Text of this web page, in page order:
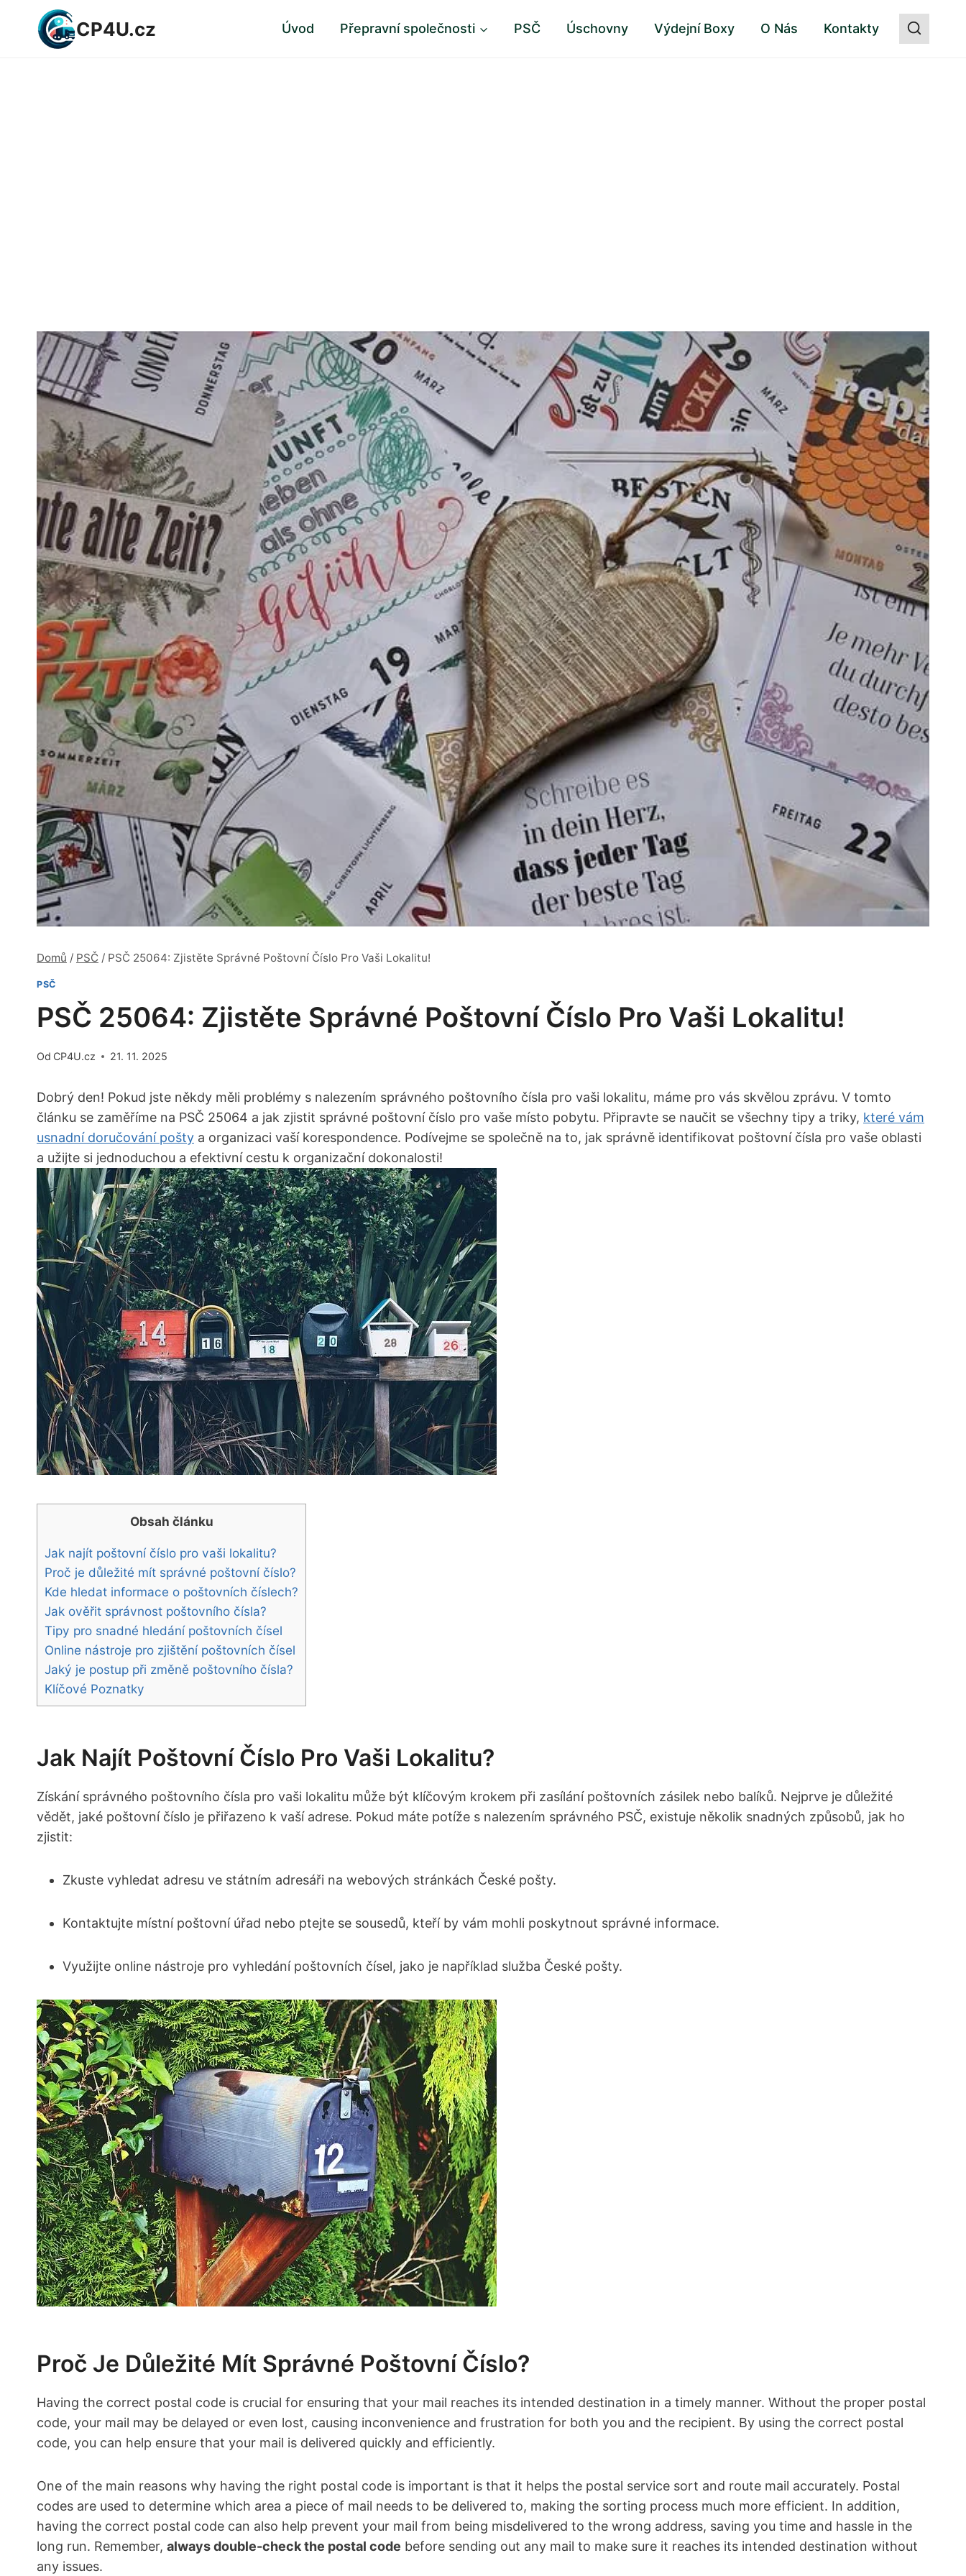
Přeskočit
CP4U.cz Úvod Přepravní společnosti PSČ Úschovny Výdejní Boxy O Nás Kontakty
Domů / PSČ / PSČ 25064: Zjistěte Správné Poštovní Číslo Pro Vaši Lokalitu!
PSČ
PSČ 25064: Zjistěte Správné Poštovní Číslo Pro Vaši Lokalitu!
Od CP4U.cz 21. 11. 2025
Dobrý ​den! Pokud jste ⁣někdy měli problémy s nalezením ‌správného poštovního čísla⁤ pro vaši lokalitu, ⁣máme ⁢pro vás skvělou zprávu. V tomto
článku se zaměříme⁣ na PSČ 25064 a jak zjistit správné⁢ poštovní číslo pro⁤ vaše místo pobytu. Připravte se naučit se všechny tipy a triky, které vám
usnadní doručování pošty a ​organizaci vaší korespondence. Podívejme ⁢se společně na to, jak správně identifikovat poštovní‍ čísla pro vaše oblasti
⁤a užijte si jednoduchou a efektivní ⁣cestu k organizační dokonalosti!
Obsah článku
Jak najít poštovní číslo pro vaši lokalitu?
Proč je důležité mít⁢ správné poštovní číslo?
Kde hledat informace o poštovních číslech?
Jak ověřit správnost poštovního čísla?
Tipy pro snadné⁣ hledání poštovních ‍čísel
Online nástroje pro zjištění poštovních čísel
Jaký je postup při změně​ poštovního ‍čísla?
Klíčové Poznatky
Jak Najít Poštovní Číslo Pro Vaši Lokalitu?
Získání správného poštovního čísla⁢ pro vaši lokalitu ‍může být klíčovým ​krokem při zasílání poštovních zásilek nebo balíků. Nejprve je důležité
vědět, jaké poštovní číslo je⁤ přiřazeno ‌k‌ vaší adrese. Pokud máte⁣ potíže s nalezením správného ⁣PSČ, existuje několik snadných způsobů, jak ho
zjistit:
Zkuste vyhledat adresu ve státním adresáři na webových stránkách České pošty.
Kontaktujte místní ‍poštovní úřad nebo ptejte se sousedů, kteří by vám mohli poskytnout správné informace.
Využijte ‍online nástroje pro⁢ vyhledání poštovních ⁣čísel, jako je například služba ‌České pošty.
Proč Je Důležité Mít⁢ Správné Poštovní Číslo?
Having the correct postal code is ⁤crucial for ensuring ‍that your mail reaches ⁤its​ intended destination in a⁣ timely manner. Without the proper postal
code, your mail may be delayed or even lost, ​causing inconvenience and frustration for both you and the recipient. By using the correct postal
code, you can ‍help ‌ensure that your mail is ⁤delivered quickly and efficiently.
One⁣ of the main reasons why having the right postal code is important is ​that it helps the postal service sort and route ‌mail accurately. Postal⁢
codes are used to determine which area a piece of mail needs ⁣to be delivered to,‍ making the sorting process much more efficient. In addition,
having the ⁢correct postal​ code can also help‍ prevent your mail from being misdelivered to‍ the wrong address, saving you time and hassle in the
long run. Remember, always double-check the postal code before sending⁢ out any mail to make sure it reaches ⁣its intended destination without
any issues.